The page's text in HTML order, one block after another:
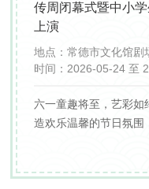
传周闭幕式暨中小
上演
地点： 常德市文化馆剧
时间： 2026-05-24 至
六一童趣将至，艺彩如
造欢乐温馨的节日氛围
风貌与优秀的艺术风
团的精湛技艺与成长
德市文化馆（常德市非